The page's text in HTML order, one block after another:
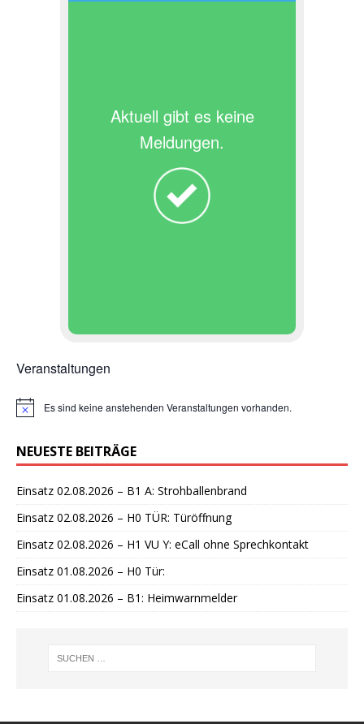
Aktuell gibt es keine
Meldungen.
Veranstaltungen
H
w
e
s
Es sind keine anstehenden Veranstaltungen vorhanden.
NEUESTE BEITRÄGE
Einsatz 02.08.2026 – B1 A: Strohballenbrand
Einsatz 02.08.2026 – H0 TÜR: Türöffnung
Einsatz 02.08.2026 – H1 VU Y: eCall ohne Sprechkontakt
Einsatz 01.08.2026 – H0 Tür:
Einsatz 01.08.2026 – B1: Heimwarnmelder